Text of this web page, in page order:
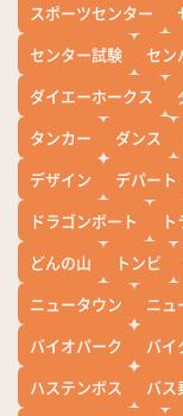
スポーツセンター
センター試験
セン
ダイエーホークス
タンカー
ダンス
デザイン
デパート
ドラゴンボート
どんの山
トンビ
ニュータウン
ニュ
バイオパーク
バイ
ハステンボス
バス